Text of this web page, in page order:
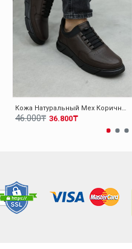
Кожа Натуральный Мех Коричневый Мужская Повседневная Обувь 126KMA137
36.800₸
46.000₸